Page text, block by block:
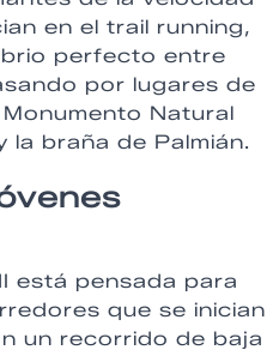
en el trail running,
perfecto entre
por lugares de
Natural
la braña de Palmián.
está pensada para
que se inician
un recorrido de baja